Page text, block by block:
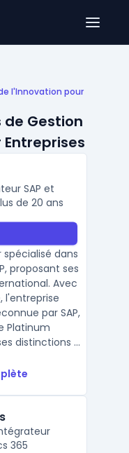
l'Innovation pour
Gestion
SAP et
de 20 ans
dans
proposant ses
Avec
l'entreprise
par SAP,
Platinum
distinctions ...
365